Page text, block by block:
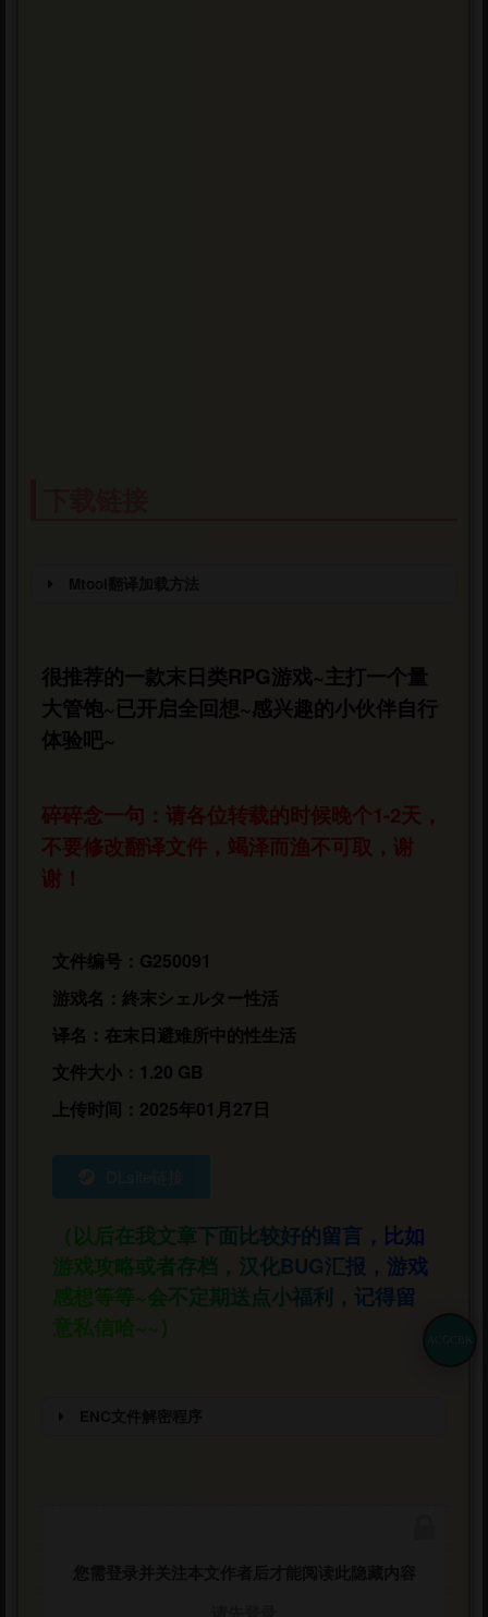
1、把游戏程序拽如Mtool中启动
2、直接启动与工具一同启动.bat
3、启动完成后按照如下步骤加载翻译
很推荐的一款末日类RPG游戏~主打一个量
大管饱~已开启全回想~感兴趣的小伙伴自行
体验吧~
碎碎念一句：请各位转载的时候晚个1-2天，
不要修改翻译文件，竭泽而渔不可取，谢
谢！
文件编号：G250091
游戏名：終末シェルター性活
译名：在末日避难所中的性生活
文件大小：1.20 GB
上传时间：2025年01月27日
（以后在我文章下面比较好的留言，比如
游戏攻略或者存档，汉化BUG汇报，游戏
感想等等~会不定期送点小福利，记得留
意私信哈~~）